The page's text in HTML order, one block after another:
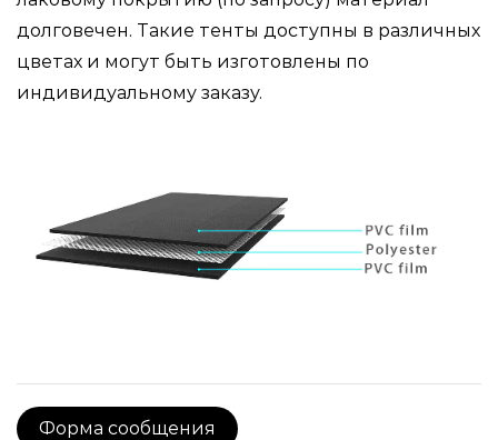
долговечен. Такие тенты доступны в различных
цветах и могут быть изготовлены по
индивидуальному заказу.
Форма сообщения